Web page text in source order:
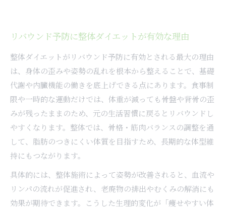
リバウンド予防に整体ダイエットが有効な理由
整体ダイエットがリバウンド予防に有効とされる最大の理由
は、身体の歪みや姿勢の乱れを根本から整えることで、基礎
代謝や内臓機能の働きを底上げできる点にあります。食事制
限や一時的な運動だけでは、体重が減っても骨盤や背骨の歪
みが残ったままのため、元の生活習慣に戻るとリバウンドし
やすくなります。整体では、骨格・筋肉バランスの調整を通
して、脂肪のつきにくい体質を目指すため、長期的な体型維
持にもつながります。
具体的には、整体施術によって姿勢が改善されると、血流や
リンパの流れが促進され、老廃物の排出やむくみの解消にも
効果が期待できます。こうした生理的変化が「痩せやすい体